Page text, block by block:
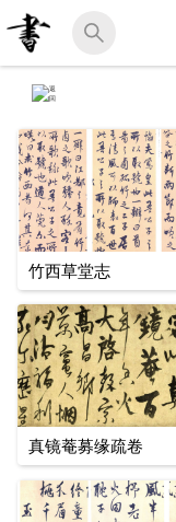
竹西草堂志
真镜菴募缘疏卷